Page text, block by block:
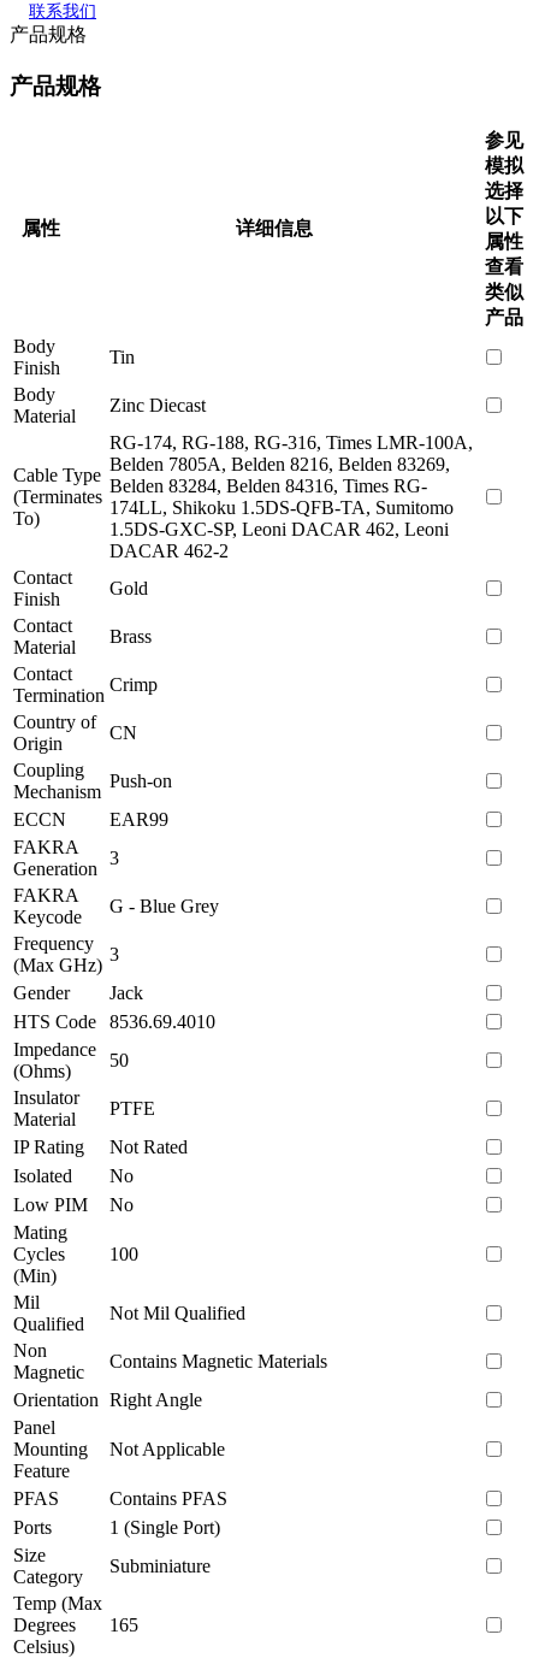
联系我们
产品规格
产品规格
属性 详细信息
参见
模拟
选择
以下
属性
查看
类似
产品
Body
Finish
Tin
Body
Material
Zinc Diecast
Cable Type
(Terminates
To)
RG-174, RG-188, RG-316, Times LMR-100A,
Belden 7805A, Belden 8216, Belden 83269,
Belden 83284, Belden 84316, Times RG-
174LL, Shikoku 1.5DS-QFB-TA, Sumitomo
1.5DS-GXC-SP, Leoni DACAR 462, Leoni
DACAR 462-2
Contact
Finish
Gold
Contact
Material
Brass
Contact
Termination
Crimp
Country of
Origin
CN
Coupling
Mechanism
Push-on
ECCN
EAR99
FAKRA
Generation
3
FAKRA
Keycode
G - Blue Grey
Frequency
(Max GHz)
3
Gender
Jack
HTS Code
8536.69.4010
Impedance
(Ohms)
50
Insulator
Material
PTFE
IP Rating
Not Rated
Isolated
No
Low PIM
No
Mating
Cycles
(Min)
100
Mil
Qualified
Not Mil Qualified
Non
Magnetic
Contains Magnetic Materials
Orientation Right Angle
Panel
Mounting
Feature
Not Applicable
PFAS
Contains PFAS
Ports
1 (Single Port)
Size
Category
Subminiature
Temp (Max
Degrees
Celsius)
165